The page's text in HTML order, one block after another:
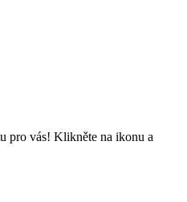
pro vás! Klikněte na ikonu a